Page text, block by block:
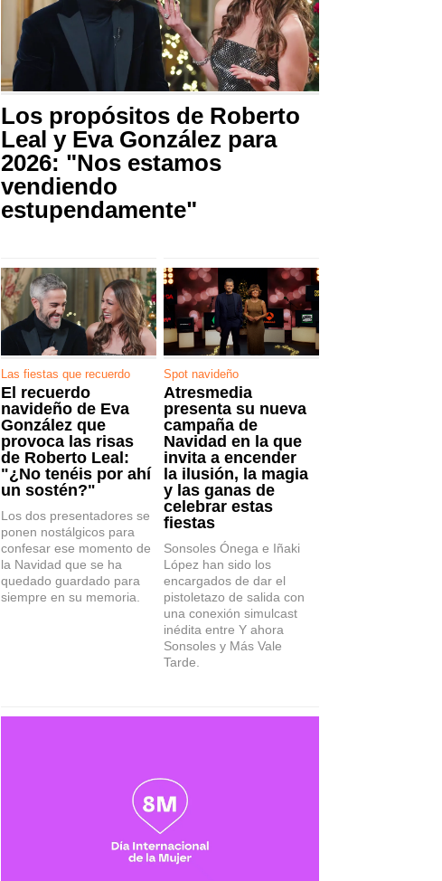
Los propósitos de Roberto
Leal y Eva González para
2026: "Nos estamos
vendiendo
estupendamente"
Las fiestas que recuerdo
El recuerdo
navideño de Eva
González que
provoca las risas
de Roberto Leal:
"¿No tenéis por ahí
un sostén?"
Los dos presentadores se
ponen nostálgicos para
confesar ese momento de
la Navidad que se ha
quedado guardado para
siempre en su memoria.
Spot navideño
Atresmedia
presenta su nueva
campaña de
Navidad en la que
invita a encender
la ilusión, la magia
y las ganas de
celebrar estas
fiestas
Sonsoles Ónega e Iñaki
López han sido los
encargados de dar el
pistoletazo de salida con
una conexión simulcast
inédita entre Y ahora
Sonsoles y Más Vale
Tarde.